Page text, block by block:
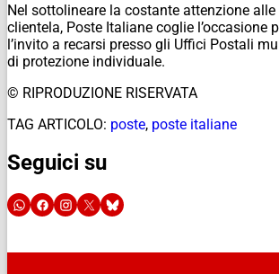
Nel sottolineare la costante attenzione alle
clientela, Poste Italiane coglie l’occasione
l’invito a recarsi presso gli Uffici Postali
di protezione individuale.
© RIPRODUZIONE RISERVATA
TAG ARTICOLO: poste, poste italiane
Seguici su